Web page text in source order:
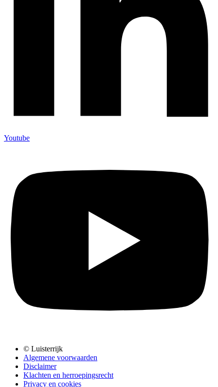
Youtube
© Luisterrijk
Algemene voorwaarden
Disclaimer
Klachten en herroepingsrecht
Privacy en cookies